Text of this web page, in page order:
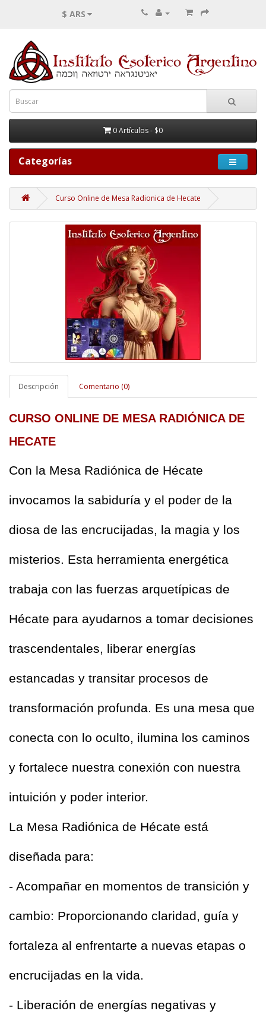
$ ARS
0 Artículos - $0
Categorías
Curso Online de Mesa Radionica de Hecate
Descripción Comentario (0)
CURSO ONLINE DE MESA RADIÓNICA DE
HECATE
Con la Mesa Radiónica de Hécate
invocamos la sabiduría y el poder de la
diosa de las encrucijadas, la magia y los
misterios. Esta herramienta energética
trabaja con las fuerzas arquetípicas de
Hécate para ayudarnos a tomar decisiones
trascendentales, liberar energías
estancadas y transitar procesos de
transformación profunda. Es una mesa que
conecta con lo oculto, ilumina los caminos
y fortalece nuestra conexión con nuestra
intuición y poder interior.
La Mesa Radiónica de Hécate está
diseñada para:
- Acompañar en momentos de transición y
cambio: Proporcionando claridad, guía y
fortaleza al enfrentarte a nuevas etapas o
encrucijadas en la vida.
- Liberación de energías negativas y